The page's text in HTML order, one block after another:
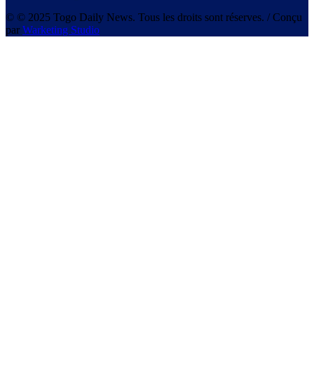
© © 2025 Togo Daily News. Tous les droits sont réserves. / Conçu
par Warketing Studio